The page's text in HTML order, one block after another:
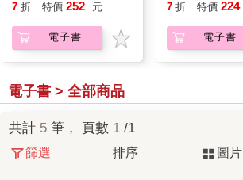
7 折 特價 252 元
電子書
7 折 特價 224
電子書
電子書 > 全部商品
共計 5 筆， 頁數 1 /1
篩選 排序 圖片